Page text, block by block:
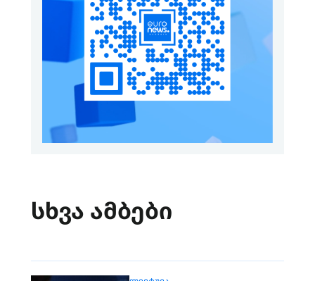
სხვა ამბები